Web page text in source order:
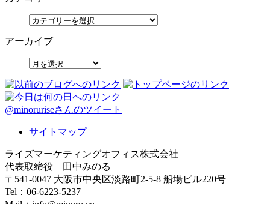
アーカイブ
@minoruriseさんのツイート
サイトマップ
ライズマーケティングオフィス株式会社
代表取締役 田中みのる
〒541-0047 大阪市中央区淡路町2-5-8 船場ビル220号
Tel：06-6223-5237